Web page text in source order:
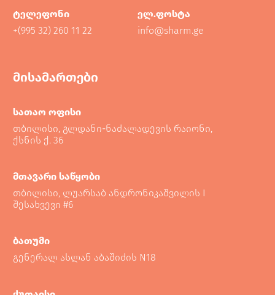
ტელეფონი
+(995 32) 260 11 22
ელ.ფოსტა
info@sharm.ge
მისამართები
სათაო ოფისი
თბილისი, გლდანი-ნაძალადევის რაიონი,
ქსნის ქ. 36
მთავარი საწყობი
თბილისი, ლუარსაბ ანდრონიკაშვილის I
შესახვევი #6
ბათუმი
გენერალ ასლან აბაშიძის N18